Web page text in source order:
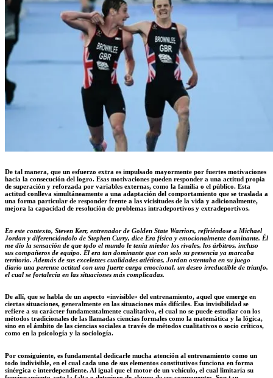
De tal manera, que un esfuerzo extra es impulsado mayormente por fuertes motivaciones
hacia la consecución del logro. Esas motivaciones pueden responder a una actitud propia
de superación y reforzada por variables externas, como la familia o el público. Esta
actitud conlleva simultáneamente a una adaptación del comportamiento que se traslada a
una forma particular de responder frente a las vicisitudes de la vida y adicionalmente,
mejora la capacidad de resolución de problemas intradeportivos y extradeportivos.
En este contexto, Steven Kerr, entrenador de Golden State Warriors, refiriéndose a Michael
Jordan y diferenciándolo de Stephen Curry, dice Era física y emocionalmente dominante. Él
me dio la sensación de que todo el mundo le tenía miedo: los rivales, los árbitros, incluso
sus compañeros de equipo. Él era tan dominante que con solo su presencia ya marcaba
territorio. Además de sus excelentes cualidades atléticas, Jordan ostentaba en su juego
diario una perenne actitud con una fuerte carga emocional, un deseo irreductible de triunfo,
el cual se fortalecía en las situaciones más complicadas.
De allí, que se habla de un aspecto «invisible» del entrenamiento, aquel que emerge en
ciertas situaciones, generalmente en las situaciones más difíciles. Esa invisibilidad se
refiere a su carácter fundamentalmente cualitativo, el cual no se puede estudiar con los
métodos tradicionales de las llamadas ciencias formales como la matemática y la lógica,
sino en el ámbito de las ciencias sociales a través de métodos cualitativos o socio críticos,
como en la psicología y la sociología.
Por consiguiente, es fundamental dedicarle mucha atención al entrenamiento como un
todo indivisible, en el cual cada uno de sus elementos constitutivos funciona en forma
sinérgica e interdependiente. Al igual que el motor de un vehículo, el cual limitaría su